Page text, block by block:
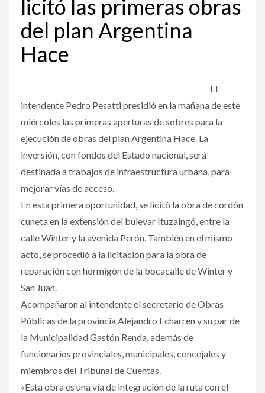
licitó las primeras obras
del plan Argentina
Hace
El
intendente Pedro Pesatti presidió en la mañana de este
miércoles las primeras aperturas de sobres para la
ejecución de obras del plan Argentina Hace. La
inversión, con fondos del Estado nacional, será
destinada a trabajos de infraestructura urbana, para
mejorar vías de acceso.
En esta primera oportunidad, se licitó la obra de cordón
cuneta en la extensión del bulevar Ituzaingó, entre la
calle Winter y la avenida Perón. También en el mismo
acto, se procedió a la licitación para la obra de
reparación con hormigón de la bocacalle de Winter y
San Juan.
Acompañaron al intendente el secretario de Obras
Públicas de la provincia Alejandro Echarren y su par de
la Municipalidad Gastón Renda, además de
funcionarios provinciales, municipales, concejales y
miembros del Tribunal de Cuentas.
«Esta obra es una vía de integración de la ruta con el